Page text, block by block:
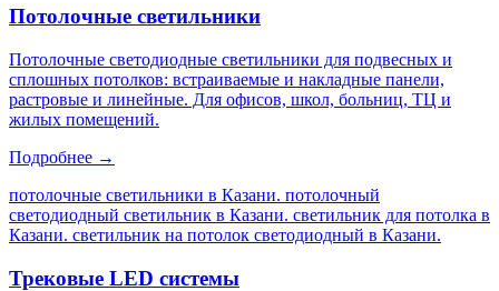
Потолочные светильники
Потолочные светодиодные светильники для подвесных и
сплошных потолков: встраиваемые и накладные панели,
растровые и линейные. Для офисов, школ, больниц, ТЦ и
жилых помещений.
Подробнее →
потолочные светильники в Казани. потолочный
светодиодный светильник в Казани. светильник для потолка в
Казани. светильник на потолок светодиодный в Казани.
Трековые LED системы